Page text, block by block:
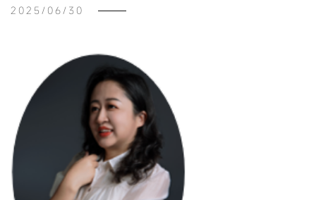
2025/06/30